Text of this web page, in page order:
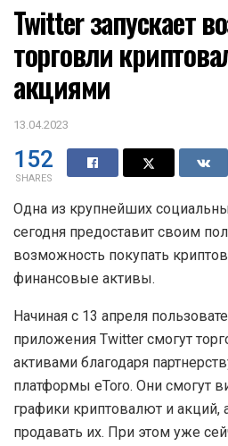
Twitter запускает
торговли
акциями
13.04.2023
152
SHARES
Одна из крупнейших
сегодня предоставит своим
возможность покупать
финансовые активы.
Начиная с 13 апреля
приложения Twitter смогут
активами благодаря
платформы eToro. Они смогут
графики криптовалют и акций,
продавать их. При этом уже